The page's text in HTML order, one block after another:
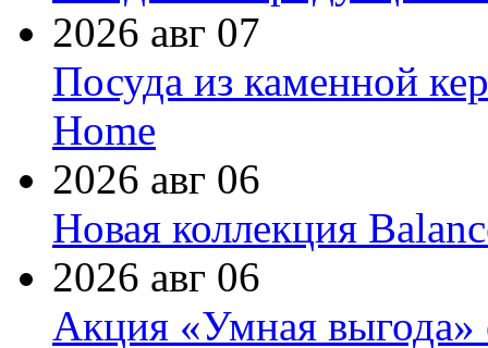
2026 авг 07
Посуда из каменной
Home
2026 авг 06
Новая коллекция
2026 авг 06
Акция «Умная выгода»